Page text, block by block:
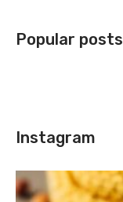
Popular posts
Instagram